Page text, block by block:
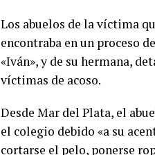
Los abuelos de la víctima
encontraba en un proceso
«Iván», y de su hermana,
víctimas de acoso.
Desde Mar del Plata, el
el colegio debido «a su
cortarse el pelo, ponerse